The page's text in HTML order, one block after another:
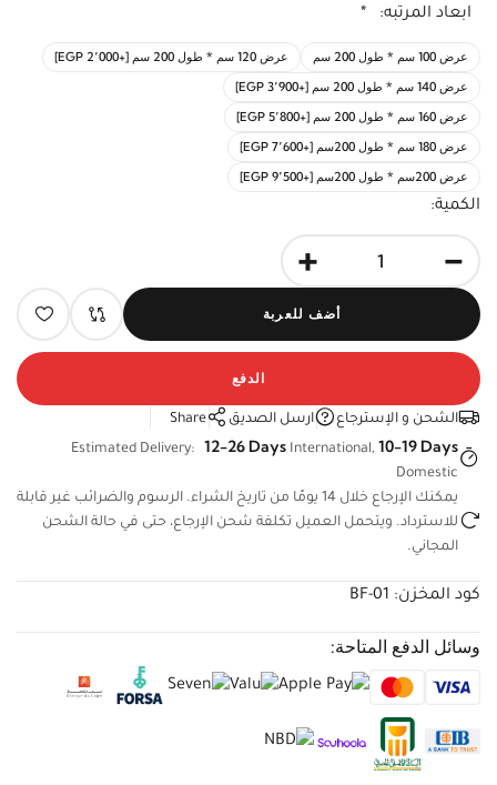
ابعاد المرتبه: *
عرض 100 سم * طول 200 سم
عرض 120 سم * طول 200 سم [+2٬000 EGP]
عرض 140 سم * طول 200 سم [+3٬900 EGP]
عرض 160 سم * طول 200 سم [+5٬800 EGP]
عرض 180 سم * طول 200سم [+7٬600 EGP]
عرض 200سم * طول 200سم [+9٬500 EGP]
الكمية:
-
+
أضف للعربة
الدفع
الشحن و الإسترجاع ارسل الصديق
Share
Estimated Delivery: 12-26 Days International, 10-19 Days
Domestic
يمكنك الإرجاع خلال 14 يومًا من تاريخ الشراء. الرسوم والضرائب غير
قابلة للاسترداد. ويتحمل العميل تكلفة شحن الإرجاع، حتى في حالة
الشحن المجاني.
كود المخزن: BF-01
وسائل الدفع المتاحة: